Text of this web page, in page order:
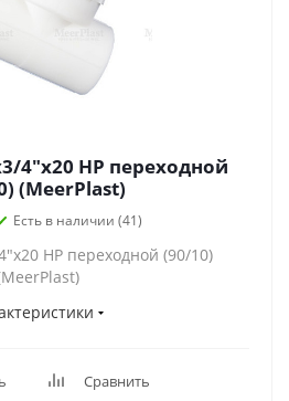
4"х20 НР переходной
(MeerPlast)
Есть в наличии (41)
НР переходной (90/10)
Сравнить